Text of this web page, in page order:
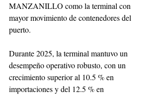
MANZANILLO como la terminal con
mayor movimiento de contenedores del
puerto.
Durante 2025, la terminal mantuvo un
desempeño operativo robusto, con un
crecimiento superior al 10.5 % en
importaciones y del 12.5 % en